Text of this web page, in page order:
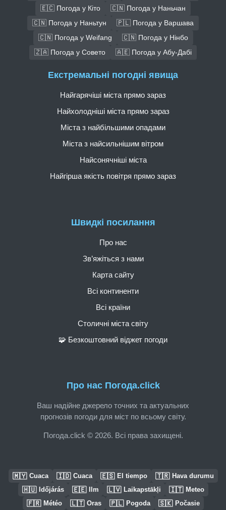
🇪🇨 Погода у Кіто
🇨🇳 Погода у Наньчан
🇨🇳 Погода у Наньтун
🇵🇱 Погода у Варшава
🇨🇳 Погода у Weifang
🇨🇳 Погода у Нінбо
🇿🇦 Погода у Совето
🇦🇪 Погода у Абу-Дабі
Про нас Погода.click
Ваш надійне джерело точних та актуальних
прогнозів погоди для міст по всьому світу.
Погода.click © 2026. Всі права захищені.
Швидкі посилання
Про нас
Зв’яжіться з нами
Карта сайту
Всі континенти
Всі країни
Столичні міста світу
🧩 Безкоштовний віджет погоди
Екстремальні погодні явища
Найгарячіші міста прямо зараз
Найхолодніші міста прямо зараз
Міста з найбільшими опадами
Міста з найсильнішим вітром
Найсонячніші міста
Найгірша якість повітря прямо зараз
🇲🇾 Cuaca 🇮🇩 Cuaca 🇪🇸 El tiempo 🇹🇷 Hava durumu
🇭🇺 Időjárás 🇪🇪 Ilm 🇱🇻 Laikapstākļi 🇮🇹 Meteo
🇫🇷 Météo 🇱🇹 Oras 🇵🇱 Pogoda 🇸🇰 Počasie